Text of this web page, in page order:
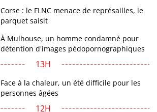
Corse : le FLNC menace de représailles, le
parquet saisit
À Mulhouse, un homme condamné pour
détention d'images pédopornographiques
13H
Face à la chaleur, un été difficile pour les
personnes âgées
12H